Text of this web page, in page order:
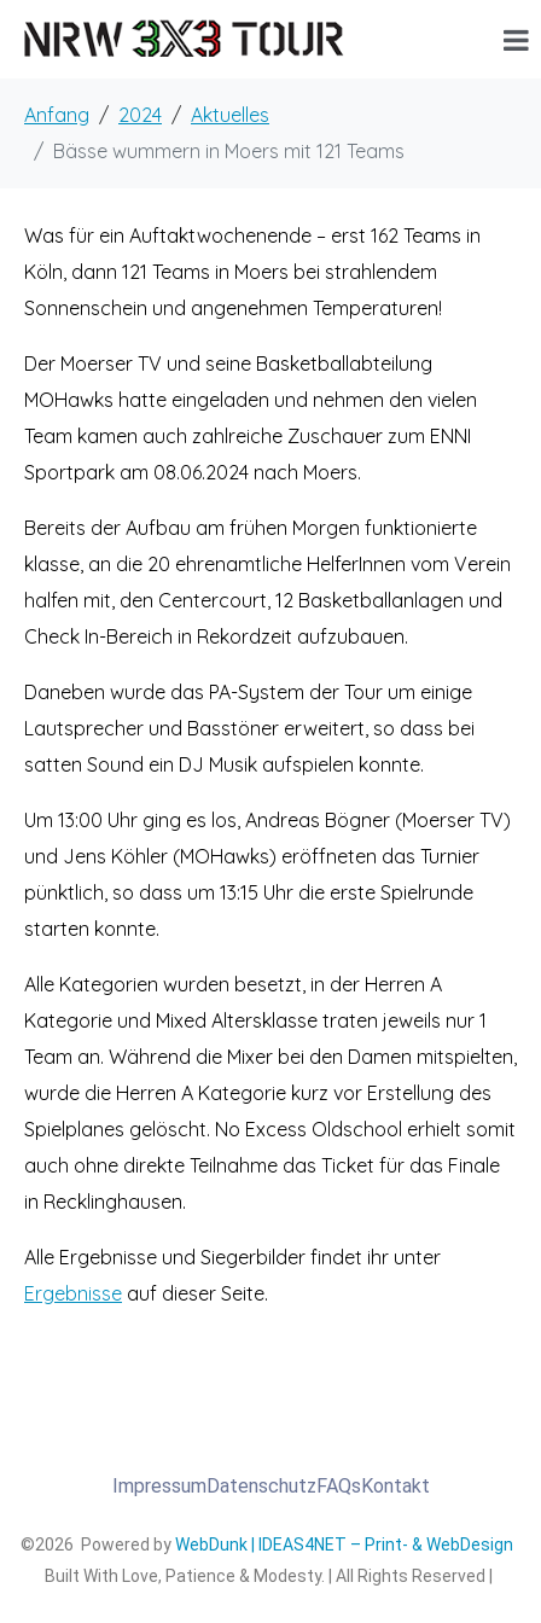
Anfang 2024
Aktuelles
Bässe wummern in Moers mit 121 Teams
Was für ein Auftaktwochenende – erst 162 Teams in
Köln, dann 121 Teams in Moers bei strahlendem
Sonnenschein und angenehmen Temperaturen!
Der Moerser TV und seine Basketballabteilung
MOHawks hatte eingeladen und nehmen den vielen
Team kamen auch zahlreiche Zuschauer zum ENNI
Sportpark am 08.06.2024 nach Moers.
Bereits der Aufbau am frühen Morgen funktionierte
klasse, an die 20 ehrenamtliche HelferInnen vom Verein
halfen mit, den Centercourt, 12 Basketballanlagen und
Check In-Bereich in Rekordzeit aufzubauen.
Daneben wurde das PA-System der Tour um einige
Lautsprecher und Basstöner erweitert, so dass bei
satten Sound ein DJ Musik aufspielen konnte.
Um 13:00 Uhr ging es los, Andreas Bögner (Moerser TV)
und Jens Köhler (MOHawks) eröffneten das Turnier
pünktlich, so dass um 13:15 Uhr die erste Spielrunde
starten konnte.
Alle Kategorien wurden besetzt, in der Herren A
Kategorie und Mixed Altersklasse traten jeweils nur 1
Team an. Während die Mixer bei den Damen mitspielten,
wurde die Herren A Kategorie kurz vor Erstellung des
Spielplanes gelöscht. No Excess Oldschool erhielt somit
auch ohne direkte Teilnahme das Ticket für das Finale
in Recklinghausen.
Alle Ergebnisse und Siegerbilder findet ihr unter
Ergebnisse auf dieser Seite.
ImpressumDatenschutzFAQsKontakt
©2026 Powered byWebDunk | IDEAS4NET – Print- & WebDesign
Built With Love, Patience & Modesty. | All Rights Reserved |